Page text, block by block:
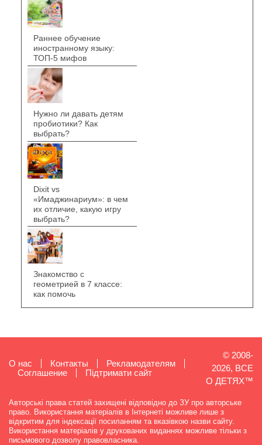
Раннее обучение
иностранному языку:
ТОП-5 мифов
Нужно ли давать детям
пробиотики? Как
выбрать?
Dixit vs
«Имаджинариум»: в чем
их отличие, какую игру
выбрать?
Знакомство с
геометрией в 7 классе:
как помочь
О нас Контакты
Рекламодателям
Cоглашение
Підтримати сайт
© 2008-
2026, ВСЕ
О ДЕТЯХ™
Авторські права статей захищені відповідно до ЗУ про авторське
право. Використання матеріалів в Інтернеті можливе лише з
відкритим для індексації посиланням та вказівкою назви сайту.
Використання матеріалів у друкованих виданнях можливе тільки з
письмового дозволу правовласника.